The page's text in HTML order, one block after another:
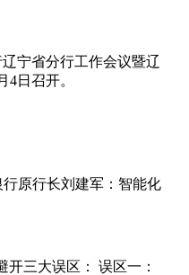
宁省分行工作会议暨辽
4日召开。
原行长刘建军：智能化
开三大误区： 误区一：